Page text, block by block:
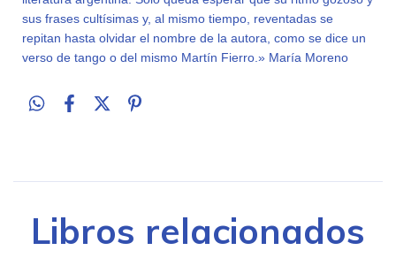
sus frases cultísimas y, al mismo tiempo, reventadas se
repitan hasta olvidar el nombre de la autora, como se dice un
verso de tango o del mismo Martín Fierro.» María Moreno
Libros relacionados